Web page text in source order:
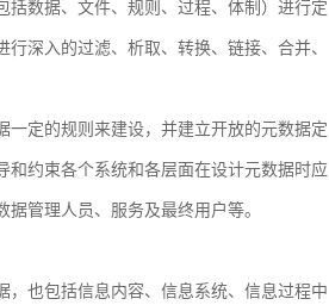
数据、文件、规则、过程、体制）进行定
深入的过滤、析取、转换、链接、合并、
一定的规则来建设，并建立开放的元数据定
和约束各个系统和各层面在设计元数据时应
管理人员、服务及最终用户等。
也包括信息内容、信息系统、信息过程中